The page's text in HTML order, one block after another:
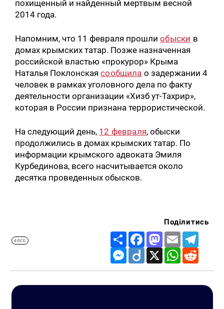
похищенный и найденный мертвым весной
2014 года.
Напомним, что 11 февраля прошлиобыски в
домах крымских татар. Позже назначенная
российской властью «прокурор» Крыма
Наталья Поклонскаясообщила о задержании 4
человек в рамках уголовного дела по факту
деятельности организации «Хизб ут-Тахрир»,
которая в России признана террористической.
На следующий день, 12 февраля, обыски
продолжились в домах крымских татар. По
информации крымского адвоката Эмиля
Курбединова, всего насчитывается около
десятка проведенных обысков.
#ФСБ
Поділитись
Share FacebookMastodon
Email
Messenger
Diigo X WhatsApp